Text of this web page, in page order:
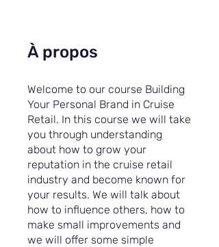
À propos
Welcome to our course Building
Your Personal Brand in Cruise
Retail. In this course we will take
you through understanding
about how to grow your
reputation in the cruise retail
industry and become known for
your results. We will talk about
how to influence others, how to
make small improvements and
we will offer some simple